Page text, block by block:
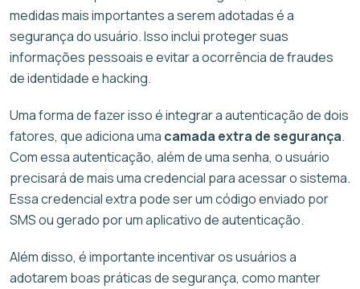
medidas mais importantes a serem adotadas é a
segurança do usuário. Isso inclui proteger suas
informações pessoais e evitar a ocorrência de fraudes
de identidade e hacking.
Uma forma de fazer isso é integrar a autenticação de dois
fatores, que adiciona uma camada extra de segurança.
Com essa autenticação, além de uma senha, o usuário
precisará de mais uma credencial para acessar o sistema.
Essa credencial extra pode ser um código enviado por
SMS ou gerado por um aplicativo de autenticação.
Além disso, é importante incentivar os usuários a
adotarem boas práticas de segurança, como manter